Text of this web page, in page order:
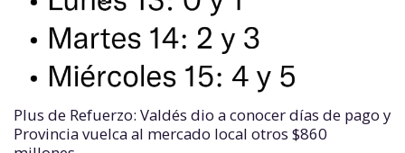
Plus de Refuerzo: Valdés dio a conocer días de pago y
Provincia vuelca al mercado local otros $860